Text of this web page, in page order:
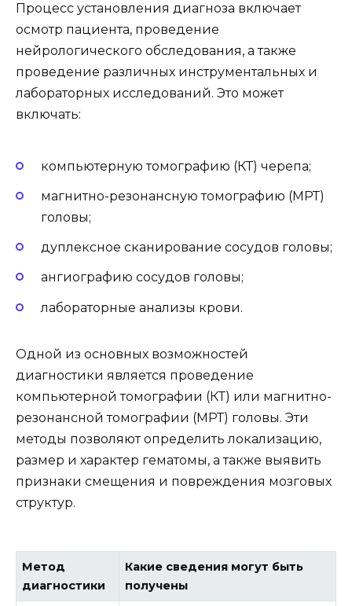
Процесс установления диагноза включает
осмотр пациента, проведение
нейрологического обследования, а также
проведение различных инструментальных и
лабораторных исследований. Это может
включать:
компьютерную томографию (КТ) черепа;
магнитно-резонансную томографию (МРТ)
головы;
дуплексное сканирование сосудов головы;
ангиографию сосудов головы;
лабораторные анализы крови.
Одной из основных возможностей
диагностики является проведение
компьютерной томографии (КТ) или магнитно-
резонансной томографии (МРТ) головы. Эти
методы позволяют определить локализацию,
размер и характер гематомы, а также выявить
признаки смещения и повреждения мозговых
структур.
Метод
диагностики
Какие сведения могут быть
получены